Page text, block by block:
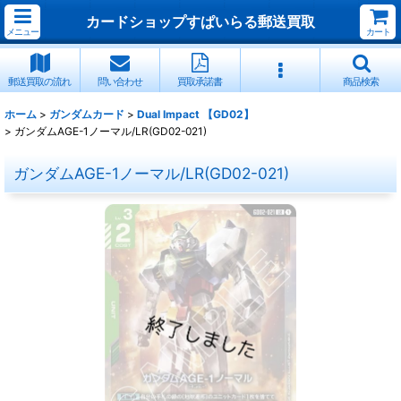
メニュー
カードショップすぱいらる郵送買取
カート
郵送買取の流れ 問い合わせ 買取承諾書 商品検索
ホーム > ガンダムカード > Dual Impact 【GD02】
> ガンダムAGE-1ノーマル/LR(GD02-021)
ガンダムAGE-1ノーマル/LR(GD02-021)